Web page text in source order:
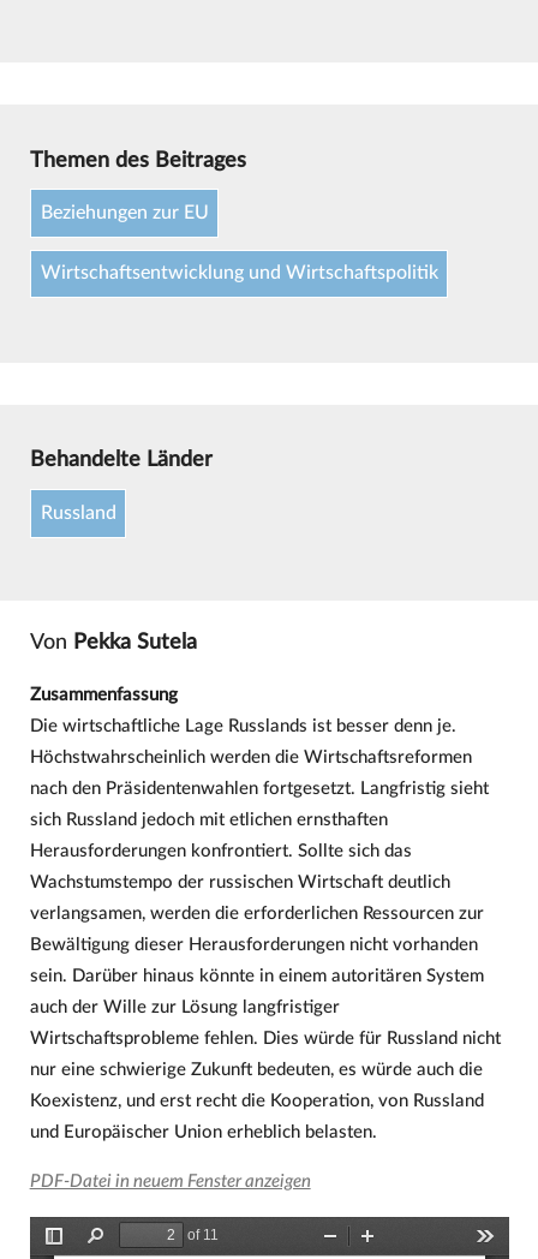
Themen des Beitrages
Beziehungen zur EU
Wirtschaftsentwicklung und Wirtschaftspolitik
Behandelte Länder
Russland
Von Pekka Sutela
Zusammenfassung
Die wirtschaftliche Lage Russlands ist besser denn je.
Höchstwahrscheinlich werden die Wirtschaftsreformen
nach den Präsidentenwahlen fortgesetzt. Langfristig sieht
sich Russland jedoch mit etlichen ernsthaften
Herausforderungen konfrontiert. Sollte sich das
Wachstumstempo der russischen Wirtschaft deutlich
verlangsamen, werden die erforderlichen Ressourcen zur
Bewältigung dieser Herausforderungen nicht vorhanden
sein. Darüber hinaus könnte in einem autoritären System
auch der Wille zur Lösung langfristiger
Wirtschaftsprobleme fehlen. Dies würde für Russland nicht
nur eine schwierige Zukunft bedeuten, es würde auch die
Koexistenz, und erst recht die Kooperation, von Russland
und Europäischer Union erheblich belasten.
PDF-Datei in neuem Fenster anzeigen